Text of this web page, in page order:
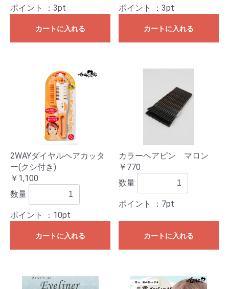
ポイント ：3pt
カートに入れる
ポイント ：3pt
カートに入れる
2WAYダイヤルヘアカッタ
ー(クシ付き)
￥1,100
数量
ポイント ：10pt
カートに入れる
カラーヘアピン マロン
￥770
数量
ポイント ：7pt
カートに入れる